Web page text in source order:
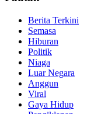
Berita Terkini
Semasa
Hiburan
Politik
Niaga
Luar Negara
Anggun
Viral
Gaya Hidup